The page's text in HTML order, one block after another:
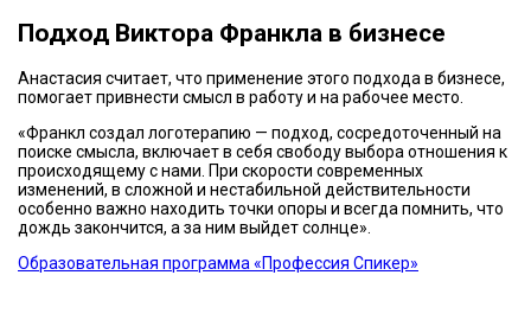
Подход Виктора Франкла в бизнесе
Анастасия считает, что применение этого подхода в бизнесе,
помогает привнести смысл в работу и на рабочее место.
«Франкл создал логотерапию — подход, сосредоточенный на
поиске смысла, включает в себя свободу выбора отношения к
происходящему с нами. При скорости современных
изменений, в сложной и нестабильной действительности
особенно важно находить точки опоры и всегда помнить, что
дождь закончится, а за ним выйдет солнце».
Образовательная программа «Профессия Спикер»